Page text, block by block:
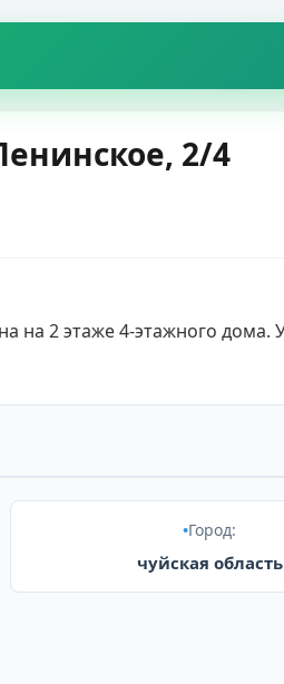
2/4
Город:
чуйская область